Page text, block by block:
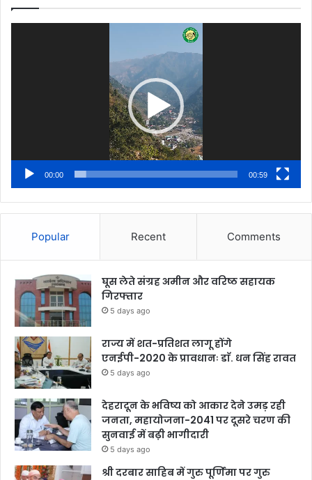
00:00 00:59
Popular Recent Comments
घूस लेते संग्रह अमीन और वरिष्ठ सहायक
गिरफ्तार
5 days ago
राज्य में शत-प्रतिशत लागू होंगे
एनईपी-2020 के प्रावधानः डाॅ. धन सिंह रावत
5 days ago
देहरादून के भविष्य को आकार देने उमड़ रही
जनता, महायोजना-2041 पर दूसरे चरण की
सुनवाई में बढ़ी भागीदारी
5 days ago
श्री दरबार साहिब में गुरु पूर्णिमा पर गुरु